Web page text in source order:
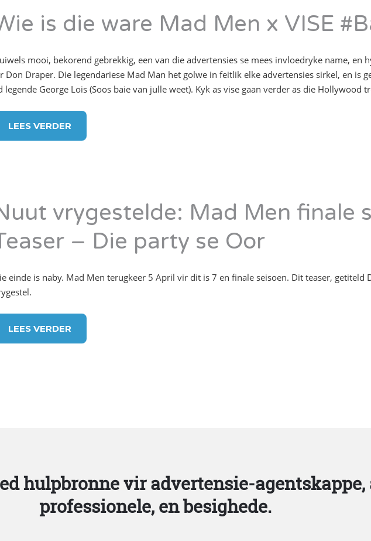
is die ware Mad Men x VISE
mooi, bekorend gebrekkig, een van die advertensies se mees invloedryke name, en
Don Draper. Die legendariese Mad Man het golwe in feitlik elke advertensies sirkel, en is
legende George Lois (Soos baie van julle weet). Kyk as vise gaan verder as die Hollywood
LEES VERDER
vrygestelde: Mad Men finale
– Die party se Oor
einde is naby. Mad Men terugkeer 5 April vir dit is 7 en finale seisoen. Dit teaser, getiteld
LEES VERDER
hulpbronne vir advertensie-
professionele, en besighede.